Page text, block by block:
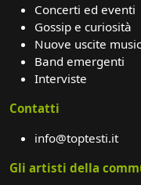
Concerti ed eventi
Gossip e curiosità
Nuove uscite
Band emergenti
Interviste
Contatti
info@toptesti.it
Gli artisti della